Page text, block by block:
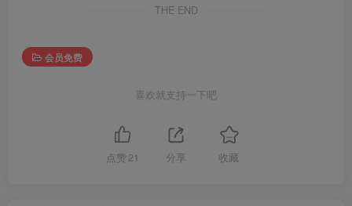
THE END
会员免费
喜欢就支持一下吧
点赞 21 分享 收藏